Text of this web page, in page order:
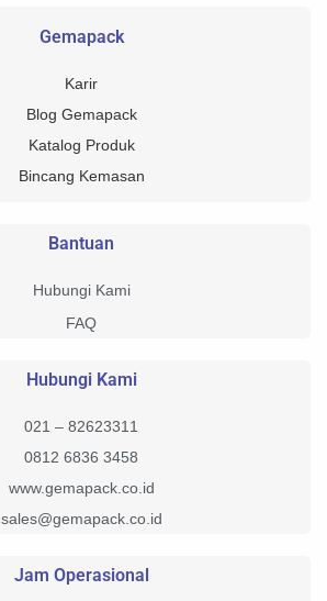
Gemapack
Karir
Blog Gemapack
Katalog Produk
Bincang Kemasan
Bantuan
Hubungi Kami
FAQ
Hubungi Kami
021 – 82623311
0812 6836 3458
www.gemapack.co.id
sales@gemapack.co.id
Jam Operasional